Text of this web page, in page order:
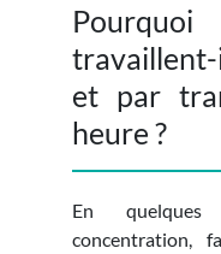
travaillent-
et par
heure ?
En
concentration,